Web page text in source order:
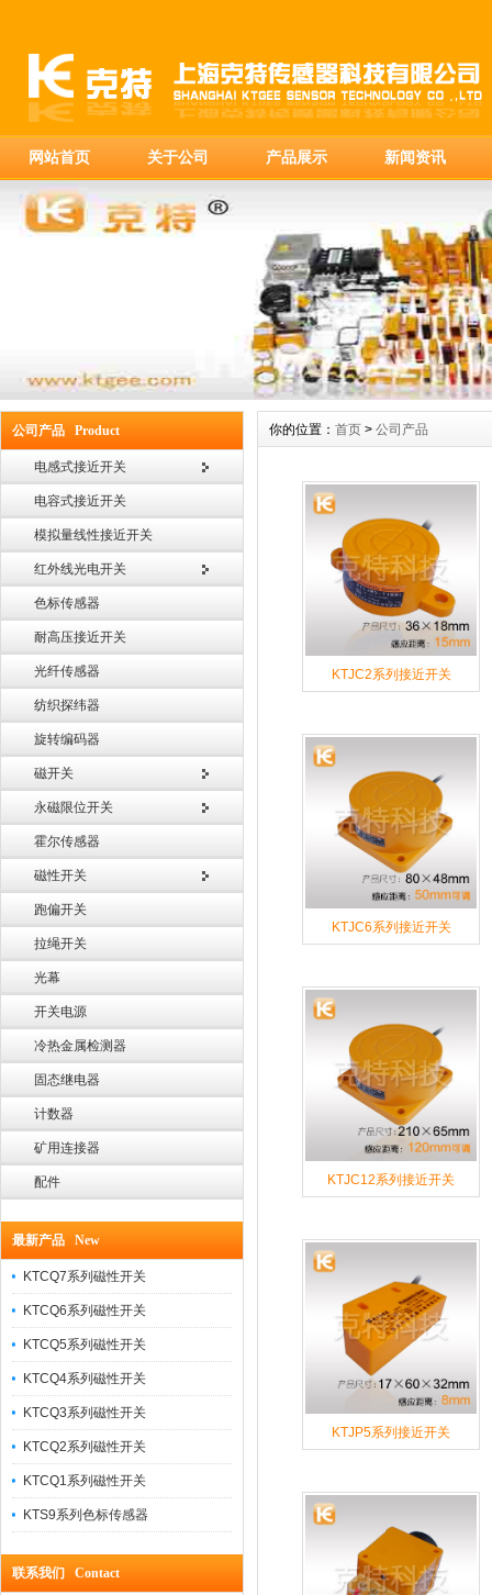
网站首页 关于公司 产品展示 新闻资讯
公司产品 Product
电感式接近开关
电容式接近开关
模拟量线性接近开关
红外线光电开关
色标传感器
耐高压接近开关
光纤传感器
纺织探纬器
旋转编码器
磁开关
永磁限位开关
霍尔传感器
磁性开关
跑偏开关
拉绳开关
光幕
开关电源
冷热金属检测器
固态继电器
计数器
矿用连接器
配件
最新产品 New
KTCQ7系列磁性开关
KTCQ6系列磁性开关
KTCQ5系列磁性开关
KTCQ4系列磁性开关
KTCQ3系列磁性开关
KTCQ2系列磁性开关
KTCQ1系列磁性开关
KTS9系列色标传感器
联系我们 Contact
你的位置： 首页 > 公司产品
KTJC2系列接近开关
KTJC6系列接近开关
KTJC12系列接近开关
KTJP5系列接近开关